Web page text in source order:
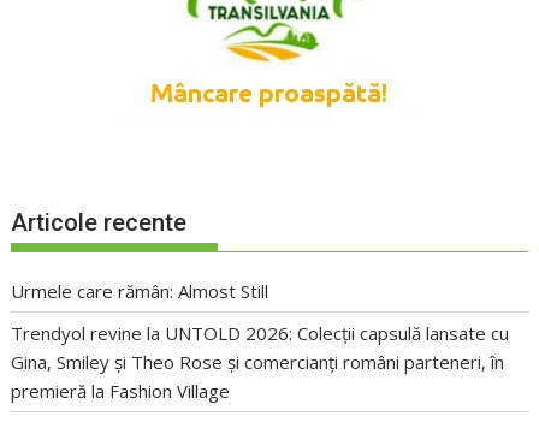
Articole recente
Urmele care rămân: Almost Still
Trendyol revine la UNTOLD 2026: Colecții capsulă lansate cu
Gina, Smiley și Theo Rose și comercianți români parteneri, în
premieră la Fashion Village